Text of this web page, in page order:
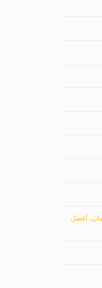
أفضل